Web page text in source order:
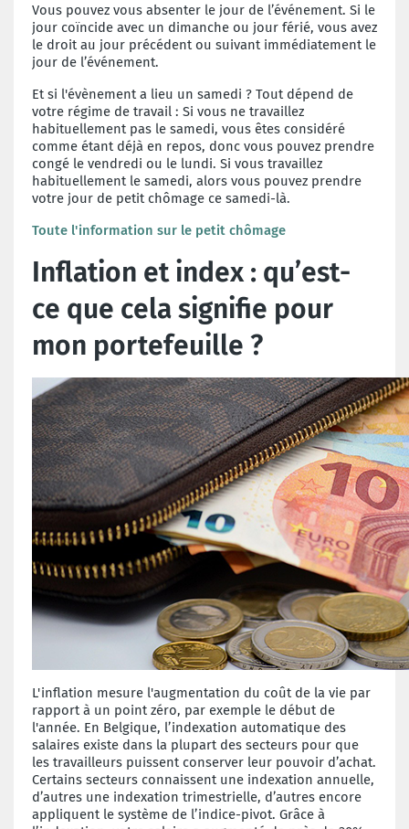
Vous pouvez vous absenter le jour de l’événement. Si le
jour coïncide avec un dimanche ou jour férié, vous avez
le droit au jour précédent ou suivant immédiatement le
jour de l’événement.
Et si l'évènement a lieu un samedi ? Tout dépend de
votre régime de travail : Si vous ne travaillez
habituellement pas le samedi, vous êtes considéré
comme étant déjà en repos, donc vous pouvez prendre
congé le vendredi ou le lundi. Si vous travaillez
habituellement le samedi, alors vous pouvez prendre
votre jour de petit chômage ce samedi-là.
Toute l'information sur le petit chômage
Inflation et index : qu’est-
ce que cela signifie pour
mon portefeuille ?
L'inflation mesure l'augmentation du coût de la vie par
rapport à un point zéro, par exemple le début de
l'année. En Belgique, l’indexation automatique des
salaires existe dans la plupart des secteurs pour que
les travailleurs puissent conserver leur pouvoir d’achat.
Certains secteurs connaissent une indexation annuelle,
d’autres une indexation trimestrielle, d’autres encore
appliquent le système de l’indice-pivot. Grâce à